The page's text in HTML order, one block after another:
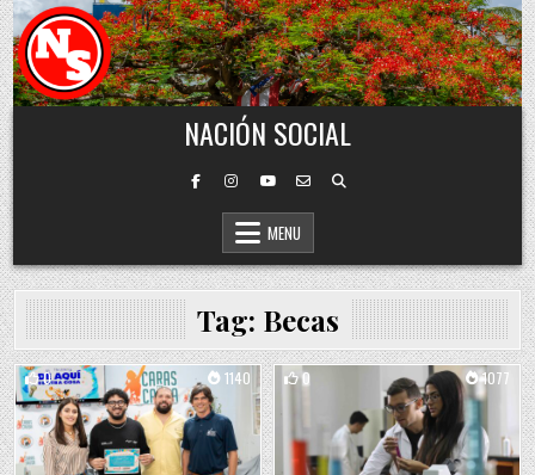
Skip to content
NACIÓN SOCIAL
MENU
Tag: Becas
0 1140
Posted in
0 1077